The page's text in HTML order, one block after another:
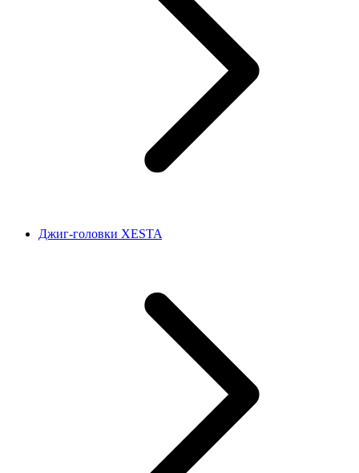
Джиг-головки XESTA